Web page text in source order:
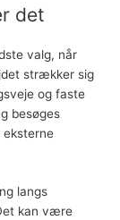
det
valg, når
strækker sig
og faste
besøges
langs
kan være